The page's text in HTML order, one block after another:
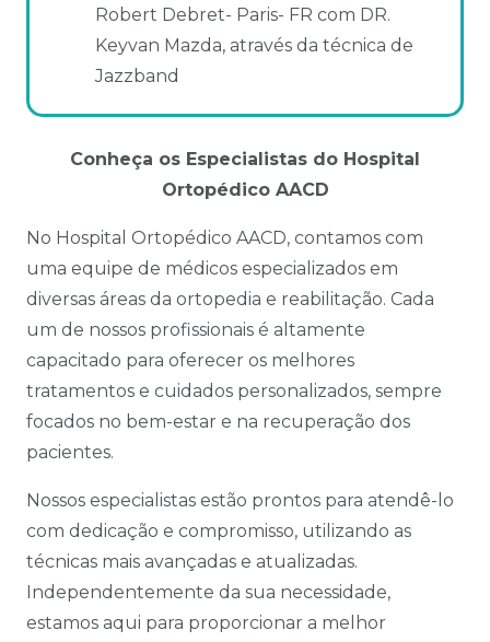
Robert Debret- Paris- FR com DR.
Keyvan Mazda, através da técnica de
Jazzband
Conheça os Especialistas do Hospital
Ortopédico AACD
No Hospital Ortopédico AACD, contamos com
uma equipe de médicos especializados em
diversas áreas da ortopedia e reabilitação. Cada
um de nossos profissionais é altamente
capacitado para oferecer os melhores
tratamentos e cuidados personalizados, sempre
focados no bem-estar e na recuperação dos
pacientes.
Nossos especialistas estão prontos para atendê-lo
com dedicação e compromisso, utilizando as
técnicas mais avançadas e atualizadas.
Independentemente da sua necessidade,
estamos aqui para proporcionar a melhor